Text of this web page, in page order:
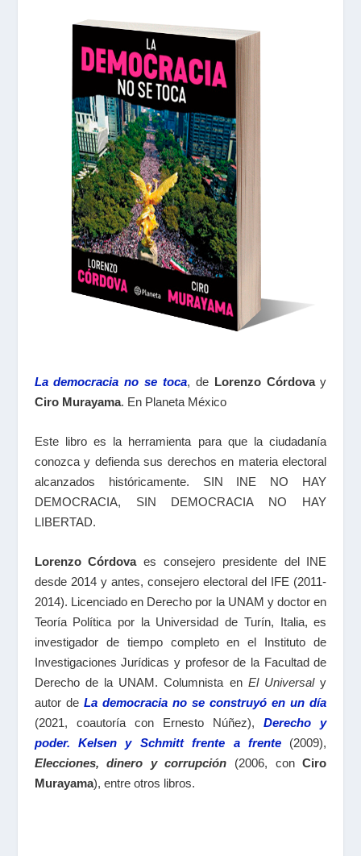
La democracia no se toca, de Lorenzo Córdovay
Ciro Murayama. En Planeta México
Este libro es la herramienta para que la ciudadanía
conozca y defienda sus derechos en materia electoral
alcanzados históricamente. SIN INE NO HAY
DEMOCRACIA, SIN DEMOCRACIA NO HAY
LIBERTAD.
Lorenzo Córdovaes consejero presidente del INE
desde 2014 y antes, consejero electoral del IFE (2011-
2014). Licenciado en Derecho por la UNAM y doctor en
Teoría Política por la Universidad de Turín, Italia, es
investigador de tiempo completo en el Instituto de
Investigaciones Jurídicas y profesor de la Facultad de
Derecho de la UNAM. Columnista en El Universaly
autor de La democracia no se construyó en un día
(2021, coautoría con Ernesto Núñez),Derecho y
poder. Kelsen y Schmitt frente a frente (2009),
Elecciones, dinero y corrupción (2006, conCiro
Murayama), entre otros libros.